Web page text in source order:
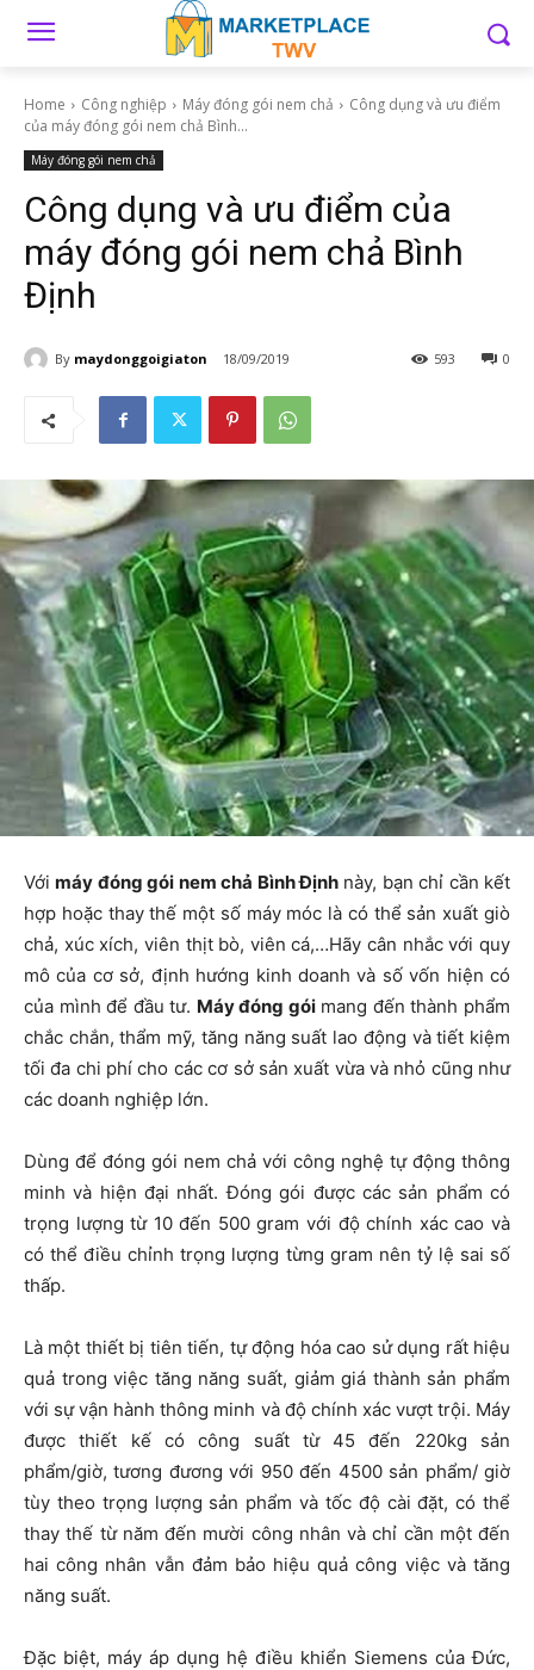
Home Công nghiệp Máy đóng gói nem chả
Công dụng và ưu điểm
của máy đóng gói nem chả Bình...
Máy đóng gói nem chả
Công dụng và ưu điểm của
máy đóng gói nem chả Bình
Định
By maydonggoigiaton 18/09/2019 0
593
Vớimáy đóng gói nem chả Bình Địnhnày, bạn chỉ cần kết
hợp hoặc thay thế một số máy móc là có thể sản xuất giò
chả, xúc xích, viên thịt bò, viên cá,…Hãy cân nhắc với quy
mô của cơ sở, định hướng kinh doanh và số vốn hiện có
của mình để đầu tư. Máy đóng góimang đến thành phẩm
chắc chắn, thẩm mỹ, tăng năng suất lao động và tiết kiệm
tối đa chi phí cho các cơ sở sản xuất vừa và nhỏ cũng như
các doanh nghiệp lớn.
Dùng để đóng gói nem chả với công nghệ tự động thông
minh và hiện đại nhất. Đóng gói được các sản phẩm có
trọng lượng từ 10 đến 500 gram với độ chính xác cao và
có thể điều chỉnh trọng lượng từng gram nên tỷ lệ sai số
thấp.
Là một thiết bị tiên tiến, tự động hóa cao sử dụng rất hiệu
quả trong việc tăng năng suất, giảm giá thành sản phẩm
với sự vận hành thông minh và độ chính xác vượt trội. Máy
được thiết kế có công suất từ 45 đến 220kg sản
phẩm/giờ, tương đương với 950 đến 4500 sản phẩm/ giờ
tùy theo trọng lượng sản phẩm và tốc độ cài đặt, có thể
thay thế từ năm đến mười công nhân và chỉ cần một đến
hai công nhân vẫn đảm bảo hiệu quả công việc và tăng
năng suất.
Đặc biệt, máy áp dụng hệ điều khiển Siemens của Đức,